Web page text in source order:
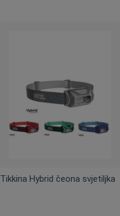
Tikkina Hybrid čeona svjetiljka